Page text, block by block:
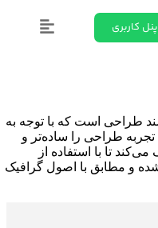
کاربری
است که با توجه به
طراحی را ساده‌تر و
تا با استفاده از
مطابق با اصول گرافیک